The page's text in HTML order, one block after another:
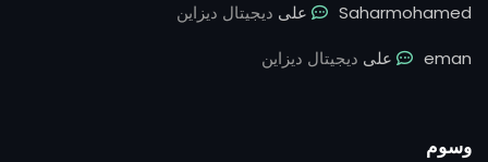
Saharmohamed
على ديجيتال ديزاين
eman
على ديجيتال ديزاين
وسوم